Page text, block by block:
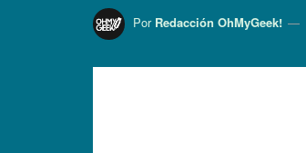
Por Redacción OhMyGeek!